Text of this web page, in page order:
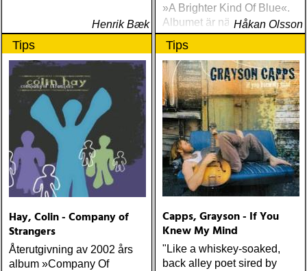
Henrik Bæk
»A Brighter Kind Of Blue«.
Albumet är nära, enkelt och
ärligt och handlar om
upplevelser och historier
från en ung mans liv
Håkan Olsson
Tips
Hay, Colin - Company of
Strangers
Återutgivning av 2002 års
album »Company Of
Tips
Capps, Grayson - If You
Knew My Mind
"Like a whiskey-soaked,
back alley poet sired by